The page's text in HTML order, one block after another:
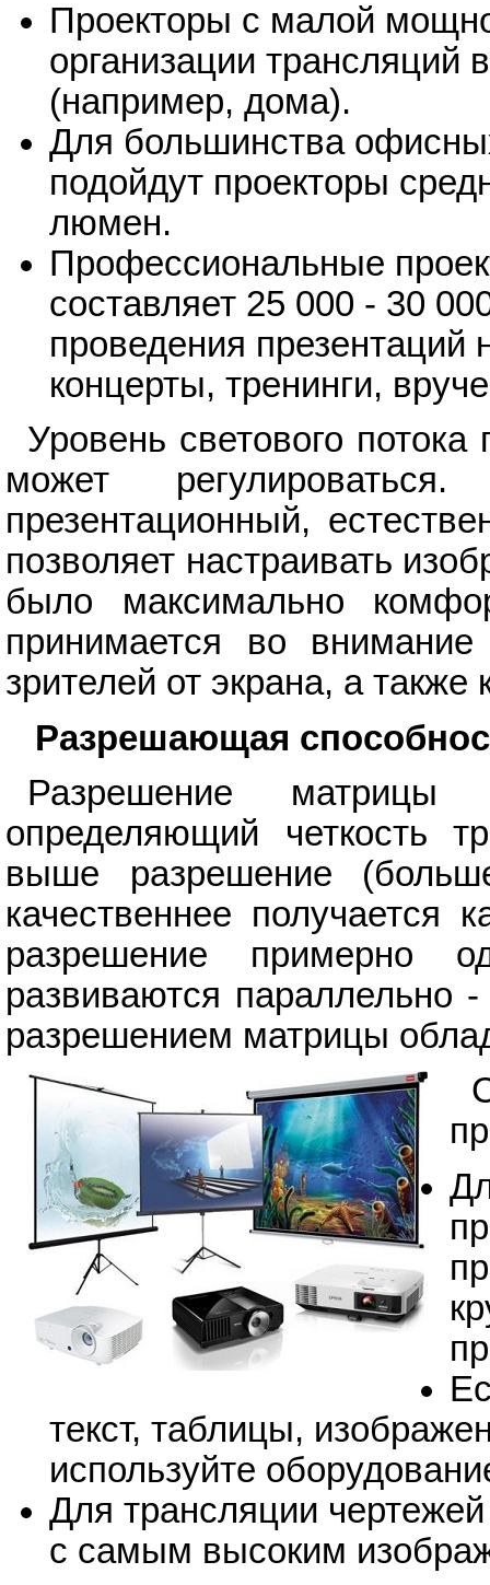
Проекторы с малой
организации
(например, дома).
Для большинства
подойдут проекторы
люмен.
Профессиональные
составляет 25 000 - 30
проведения
концерты, тренинги,
Уровень светового
может
презентационный,
позволяет настраивать
было максимально
принимается во
зрителей от экрана, а также
Разрешающая
Разрешение
определяющий четкость
выше разрешение
качественнее получается
разрешение примерно
развиваются
разрешением матрицы
текст, таблицы,
используйте
Для трансляции
с самым высоким